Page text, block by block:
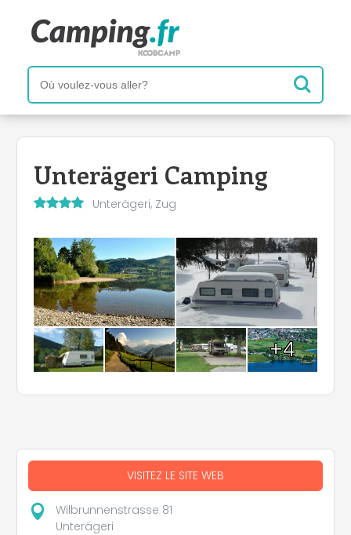
Unterägeri Camping
Unterägeri, Zug
+4
VISITEZ LE SITE WEB
Wilbrunnenstrasse 81
Unterägeri